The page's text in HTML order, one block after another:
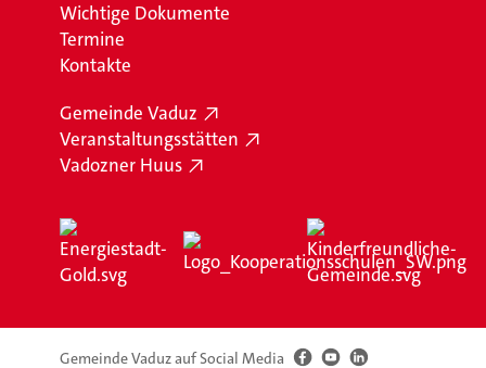
Wichtige Dokumente
Termine
Kontakte
Gemeinde Vaduz
Veranstaltungsstätten
Vadozner Huus
Gemeinde Vaduz auf Social Media